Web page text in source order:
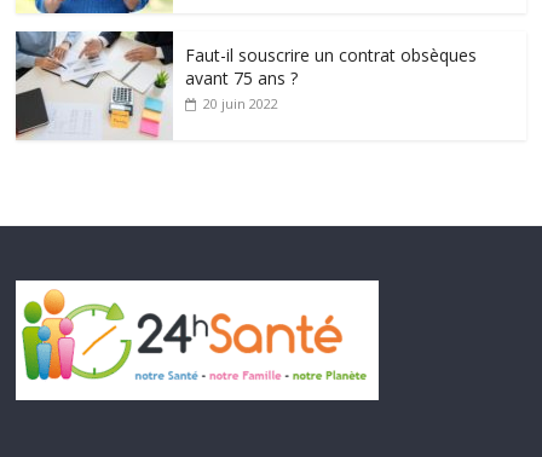
Faut-il souscrire un contrat obsèques
avant 75 ans ?
20 juin 2022